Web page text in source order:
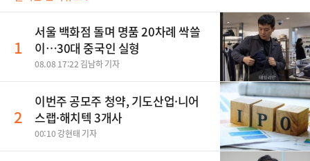
1
서울 백화점 돌며 명품 20차례 싹쓸
이…30대 중국인 실형
08.08 17:22 김남하 기자
2
이번주 공모주 청약, 기도산업·니어
스랩·해치텍 3개사
00:10 강현태 기자